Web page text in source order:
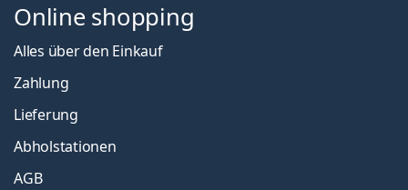
Online shopping
Alles über den Einkauf
Zahlung
Lieferung
Abholstationen
AGB